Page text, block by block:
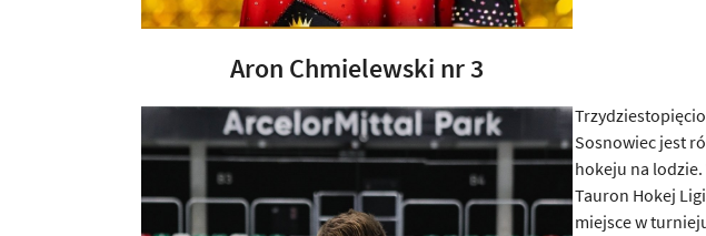
Aron Chmielewski nr 3
Sosnowiec jest
hokeju na lodzie.
Tauron Hokej
miejsce w